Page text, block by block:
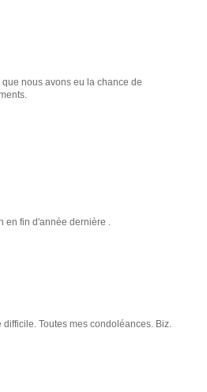
nous avons eu la chance de
en fin d'année dernière .
Toutes mes condoléances. Biz.